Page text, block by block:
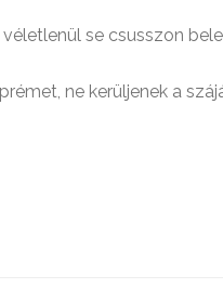
se csusszon
ne kerüljenek a